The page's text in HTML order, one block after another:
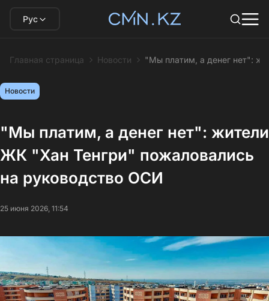
Рус
Главная страница Новости "Мы платим, а денег нет":
Новости
"Мы платим, а денег нет": жители
ЖК "Хан Тенгри" пожаловались
на руководство ОСИ
25 июня 2026, 11:54